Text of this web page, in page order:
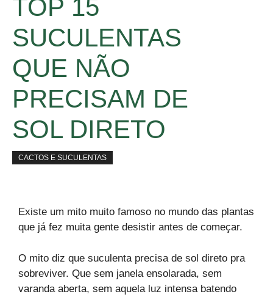
TOP 15
SUCULENTAS
QUE NÃO
PRECISAM DE
SOL DIRETO
CACTOS E SUCULENTAS
Existe um mito muito famoso no mundo das plantas
que já fez muita gente desistir antes de começar.
O mito diz que suculenta precisa de sol direto pra
sobreviver. Que sem janela ensolarada, sem
varanda aberta, sem aquela luz intensa batendo